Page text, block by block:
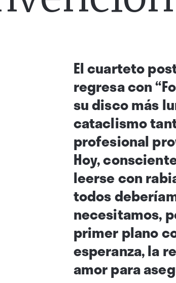
El cuarteto
regresa con
su disco más
cataclismo
profesional
Hoy,
leerse con
todos
necesitamos,
primer plano
esperanza, la
amor para